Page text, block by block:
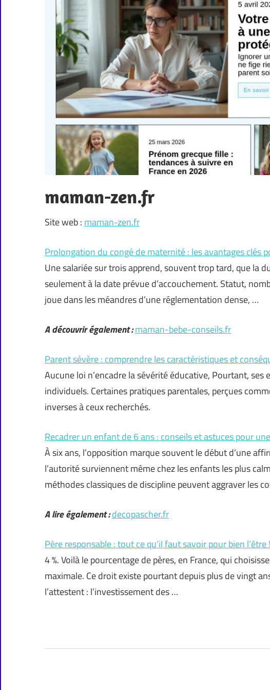
maman-zen.fr
Site web : maman-zen.fr
Prolongation du congé de maternité : les avantages clés
Une salariée sur trois apprend, souvent trop tard, que la
seulement à la date prévue d’accouchement. Statut,
joue dans les méandres d’une réglementation dense, …
A découvrir également :maman-bebe-conseils.fr
Parent sévère : comprendre les caractéristiques et
Aucune loi n’encadre la sévérité éducative, Pourtant,
individuels. Certaines pratiques parentales, perçues
inverses à ceux recherchés.
Recadrer un enfant de 6 ans : conseils et astuces pour
À six ans, l’opposition marque souvent le début d’une
l’autorité surviennent même chez les enfants les plus
méthodes classiques de discipline peuvent aggraver les
A lire également :decopascher.fr
Père responsable : tout ce qu’il faut savoir pour bien l’être !
4 %. Voilà le pourcentage de pères, en France, qui
maximale. Ce droit existe pourtant depuis plus de vingt
l’attestent : l’investissement des …